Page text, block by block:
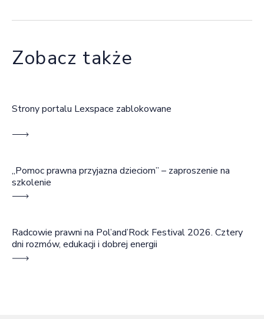
Zobacz także
Strony portalu Lexspace zablokowane
„Pomoc prawna przyjazna dzieciom” – zaproszenie na
szkolenie
Radcowie prawni na Pol’and’Rock Festival 2026. Cztery
dni rozmów, edukacji i dobrej energii